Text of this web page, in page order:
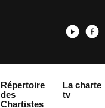
Répertoire
des
Chartistes
La charte
tv